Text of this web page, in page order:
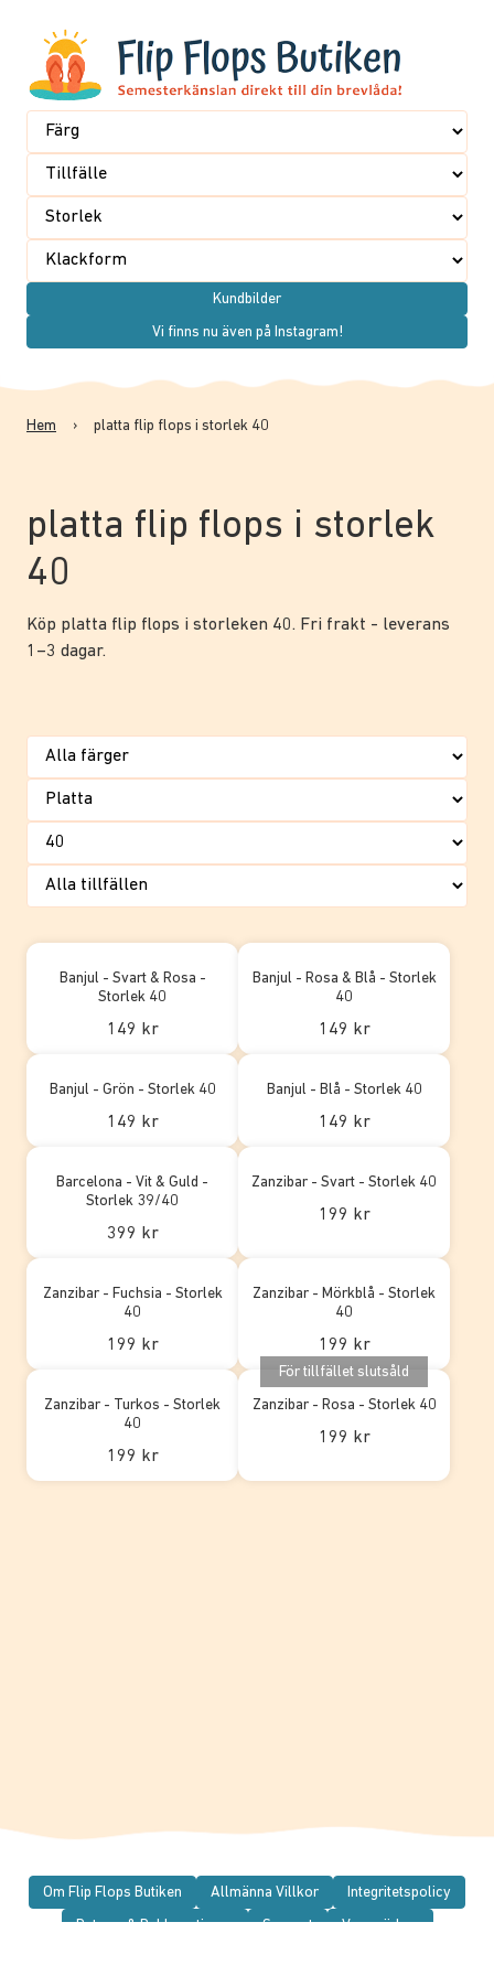
Kundbilder
Vi finns nu även på Instagram!
Hem › platta flip flops i storlek 40
platta flip flops i storlek
40
Köp platta flip flops i storleken 40. Fri frakt - leverans
1–3 dagar.
Banjul - Svart & Rosa -
Storlek 40
149 kr
Banjul - Rosa & Blå - Storlek
40
149 kr
Banjul - Grön - Storlek 40
149 kr
Banjul - Blå - Storlek 40
149 kr
Barcelona - Vit & Guld -
Storlek 39/40
399 kr
Zanzibar - Svart - Storlek 40
199 kr
Zanzibar - Fuchsia - Storlek
40
199 kr
Zanzibar - Mörkblå - Storlek
40
199 kr
Zanzibar - Turkos - Storlek
40
199 kr
För tillfället slutsåld
Zanzibar - Rosa - Storlek 40
199 kr
Om Flip Flops Butiken Allmänna Villkor
Integritetspolicy
Returer & Reklamationer
Support
Varumärken